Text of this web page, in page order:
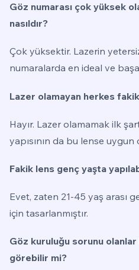
Göz numarası çok yüksek
nasıldır?
Çok yüksektir. Lazerin
numaralarda en ideal ve
Lazer olamayan herkes fakik
Hayır. Lazer olamamak ilk
yapısının da bu lense uygun
Fakik lens genç yaşta
Evet, zaten 21-45 yaş arası
için tasarlanmıştır.
Göz kuruluğu sorunu
görebilir mi?